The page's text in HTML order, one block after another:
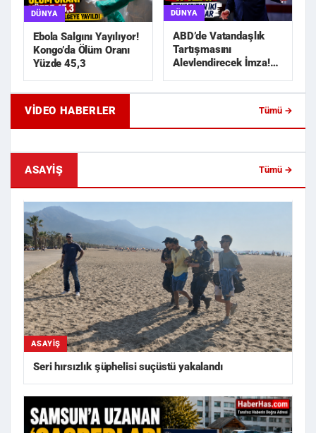
DÜNYA
Ebola Salgını Yayılıyor!
Kongo’da Ölüm Oranı
Yüzde 45,3
DÜNYA
ABD’de Vatandaşlık
Tartışmasını
Alevlendirecek İmza!
Karar
VIDEO HABERLER
Tümü →
Geride Bıraktığı Mektup Tefecilik
Samsun'da Lise
ASAYIŞ Tümü →
ASAYIŞ
Seri hırsızlık şüphelisi suçüstü yakalandı